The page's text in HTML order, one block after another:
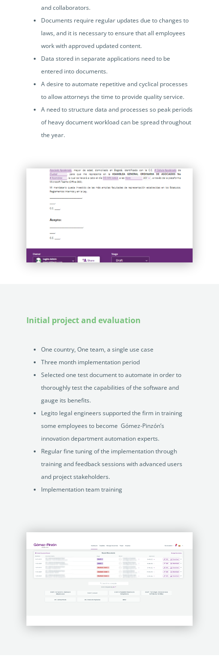
and collaborators.
Documents require regular updates due to changes to
laws, and it is necessary to ensure that all employees
work with approved updated content.
Data stored in separate applications need to be
entered into documents.
A desire to automate repetitive and cyclical processes
to allow attorneys the time to provide quality service.
A need to structure data and processes so peak periods
of heavy document workload can be spread throughout
the year.
Initial project and evaluation
One country, One team, a single use case
Three month implementation period
Selected one test document to automate in order to
thoroughly test the capabilities of the software and
gauge its benefits.
Legito legal engineers supported the firm in training
some employees to become Gómez-Pinzón’s
innovation department automation experts.
Regular fine tuning of the implementation through
training and feedback sessions with advanced users
and project stakeholders.
Implementation team training